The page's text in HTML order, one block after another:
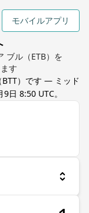
モバイルアプリ
ブル（ETB）を
す
BTT）です — ミッド
9日 8:50 UTC。